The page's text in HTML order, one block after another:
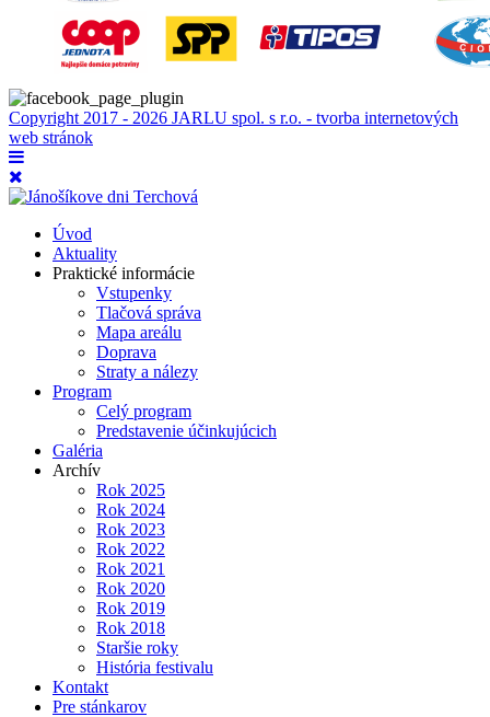
Copyright 2017 - 2026 JARLU spol. s r.o. - tvorba internetových
web stránok
Úvod
Aktuality
Praktické informácie
Vstupenky
Tlačová správa
Mapa areálu
Doprava
Straty a nálezy
Program
Celý program
Predstavenie účinkujúcich
Galéria
Archív
Rok 2025
Rok 2024
Rok 2023
Rok 2022
Rok 2021
Rok 2020
Rok 2019
Rok 2018
Staršie roky
História festivalu
Kontakt
Pre stánkarov